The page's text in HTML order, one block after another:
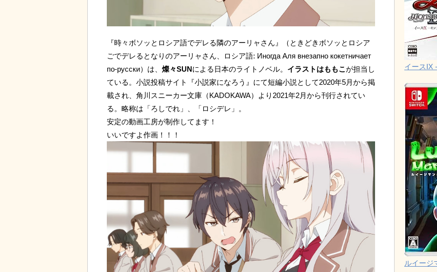
『時々ボソッとロシア語でデレる隣のアーリャさん』（ときどきボソッとロシア
ごでデレるとなりのアーリャさん、ロシア語: Иногда Аля внезапно кокетничает
по-русски）は、 燦々SUNによる日本のライトノベル。 イラストはももこ が担当し
ている。小説投稿サイト『小説家になろう』にて短編小説として2020年5月から掲
載され、角川スニーカー文庫（KADOKAWA）より2021年2月から刊行されてい
る。略称は「ろしでれ」、「ロシデレ」。
安定の動画工房が制作してます！
いいですよ作画！！！
イースIX
ルイージ